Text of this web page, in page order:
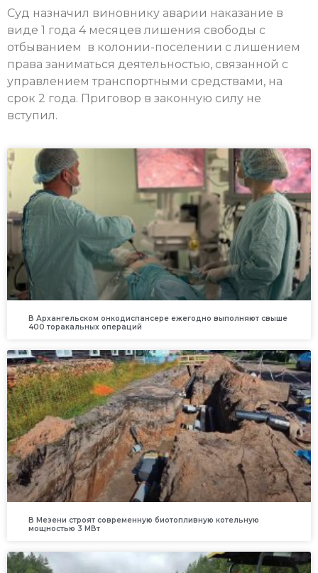
Суд назначил виновнику аварии наказание в
виде 1 года 4 месяцев лишения свободы с
отбыванием в колонии-поселении с лишением
права заниматься деятельностью, связанной с
управлением транспортными средствами, на
срок 2 года. Приговор в законную силу не
вступил.
В Архангельском онкодиспансере ежегодно выполняют свыше
400 торакальных операций
В Мезени строят современную биотопливную котельную
мощностью 3 МВт